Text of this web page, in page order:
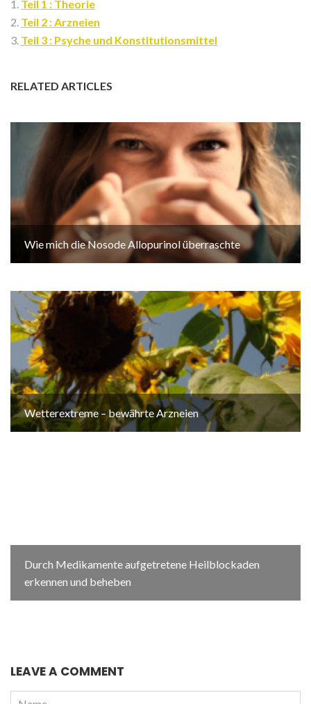
1. Teil 1 : Theorie
2. Teil 2 : Arzneien
3. Teil 3 : Psyche und Konstitutionsmittel
RELATED ARTICLES
Wie mich die Nosode Allopurinol überraschte
Wetterextreme – bewährte Arzneien
Durch Medikamente aufgetretene Heilblockaden
erkennen und beheben
LEAVE A COMMENT